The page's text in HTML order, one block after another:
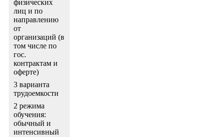
физических
лиц и по
направлению
от
организаций (в
том числе по
гос.
контрактам и
оферте)
3 варианта
трудоемкости
2 режима
обучения:
обычный и
интенсивный